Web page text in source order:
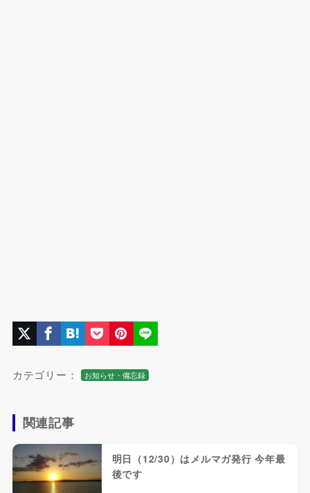
カテゴリー： お知らせ・備忘録
関連記事
明日（12/30）はメルマガ発行 今年最
後です